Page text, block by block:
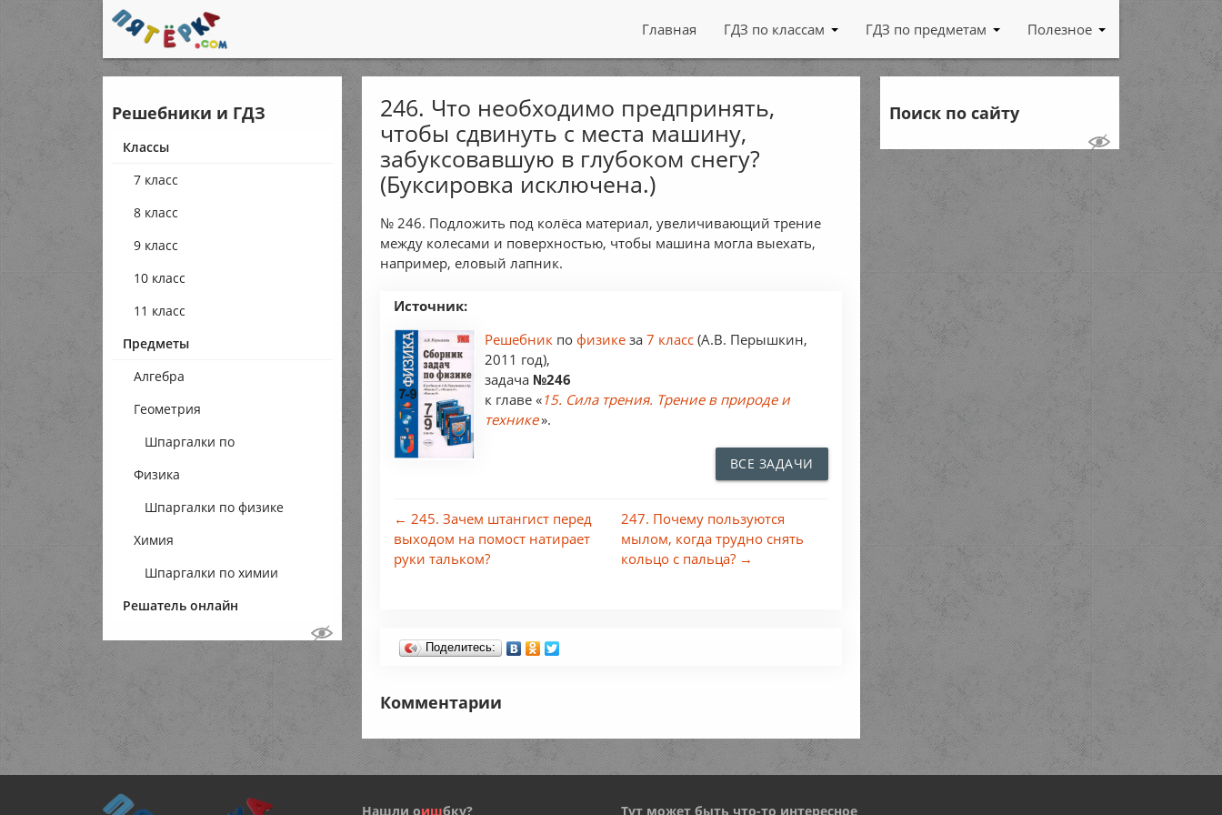
Главная ГДЗ по классам ГДЗ по предметам Полезное
Решебники и ГДЗ
Классы
7 класс
8 класс
9 класс
10 класс
11 класс
Предметы
Алгебра
Геометрия
Шпаргалки по
геометрии
Физика
Шпаргалки по физике
Химия
Шпаргалки по химии
Решатель онлайн
246. Что необходимо предпринять,
чтобы сдвинуть с места машину,
забуксовавшую в глубоком снегу?
(Буксировка исключена.)
№ 246. Подложить под колёса материал, увеличивающий трение
между колесами и поверхностью, чтобы машина могла выехать,
например, еловый лапник.
Источник:
Решебник пофизикеза7 класс (А.В. Перышкин,
2011 год),
задача №246
к главе «15. Сила трения. Трение в природе и
технике».
ВСЕ ЗАДАЧИ
← 245. Зачем штангист перед
выходом на помост натирает
руки тальком?
247. Почему пользуются
мылом, когда трудно снять
кольцо с пальца? →
Поделитесь:
Комментарии
Поиск по сайту
Нашли оишбку? Тут может быть что-то интересное